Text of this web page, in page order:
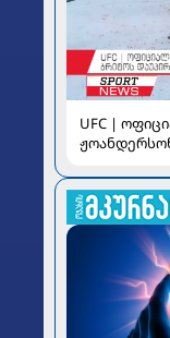
UFC |